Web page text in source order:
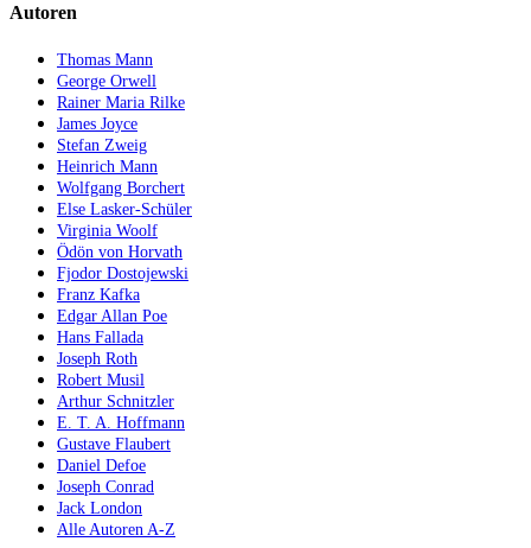
Autoren
Thomas Mann
George Orwell
Rainer Maria Rilke
James Joyce
Stefan Zweig
Heinrich Mann
Wolfgang Borchert
Else Lasker-Schüler
Virginia Woolf
Ödön von Horvath
Fjodor Dostojewski
Franz Kafka
Edgar Allan Poe
Hans Fallada
Joseph Roth
Robert Musil
Arthur Schnitzler
E. T. A. Hoffmann
Gustave Flaubert
Daniel Defoe
Joseph Conrad
Jack London
Alle Autoren A-Z